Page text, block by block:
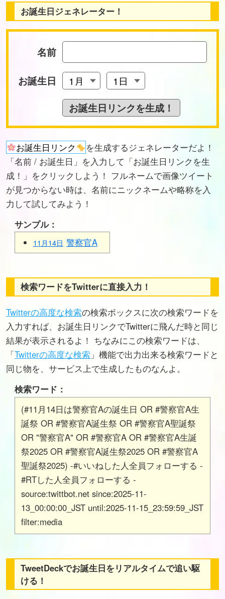
お誕生日ジェネレーター！
名前
お誕生日
お誕生日リンク
を生成するジェネレーターだよ！
「名前 / お誕生日」を入力して「お誕生日リンクを生
成！」をクリックしよう！ フルネームで画像ツイート
が見つからない時は、名前にニックネームや略称を入
力して試してみよう！
サンプル：
11月14日 警察官A
検索ワードをTwitterに直接入力！
Twitterの高度な検索の検索ボックスに次の検索ワードを
入力すれば、お誕生日リンクでTwitterに飛んだ時と同じ
結果が表示されるよ！ ちなみにこの検索ワードは、
「Twitterの高度な検索 」機能で出力出来る検索ワードと
同じ物を、サービス上で生成したものなんよ。
検索ワード：
(#11月14日は警察官Aの誕生日 OR #警察官A生
誕祭 OR #警察官A誕生祭 OR #警察官A聖誕祭
OR "警察官A" OR #警察官A OR #警察官A生誕
祭2025 OR #警察官A誕生祭2025 OR #警察官A
聖誕祭2025) -#いいねした人全員フォローする -
#RTした人全員フォローする -
source:twittbot.net since:2025-11-
13_00:00:00_JST until:2025-11-15_23:59:59_JST
filter:media
TweetDeckでお誕生日をリアルタイムで追い駆
ける！